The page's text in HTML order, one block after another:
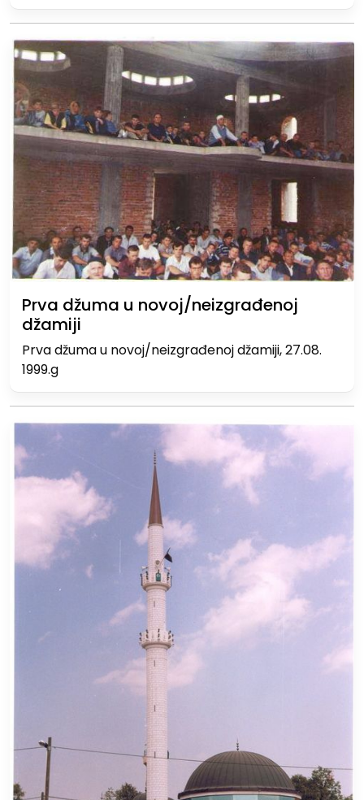
Prva džuma u novoj/neizgrađenoj
džamiji
Prva džuma u novoj/neizgrađenoj džamiji, 27.08.
1999.g